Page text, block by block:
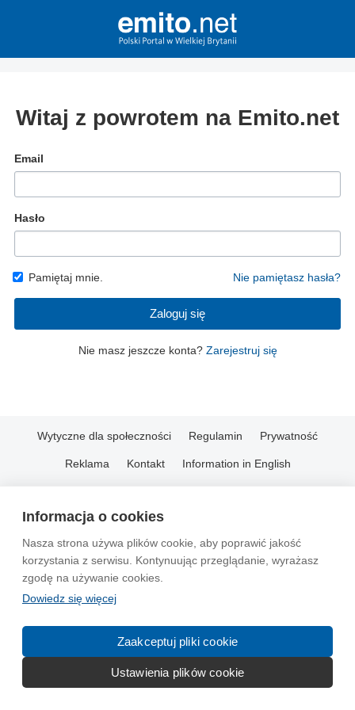
Informacja o cookies
Nasza strona używa plików cookie, aby poprawić jakość
korzystania z serwisu. Kontynuując przeglądanie, wyrażasz
zgodę na używanie cookies.
Dowiedz się więcej
Zaakceptuj pliki cookie
Ustawienia plików cookie
Witaj z powrotem na Emito.net
Email
Hasło
Pamiętaj mnie. Nie pamiętasz hasła?
Zaloguj się
Nie masz jeszcze konta? Zarejestruj się
Wytyczne dla społeczności Regulamin Prywatność
Reklama Kontakt Information in English